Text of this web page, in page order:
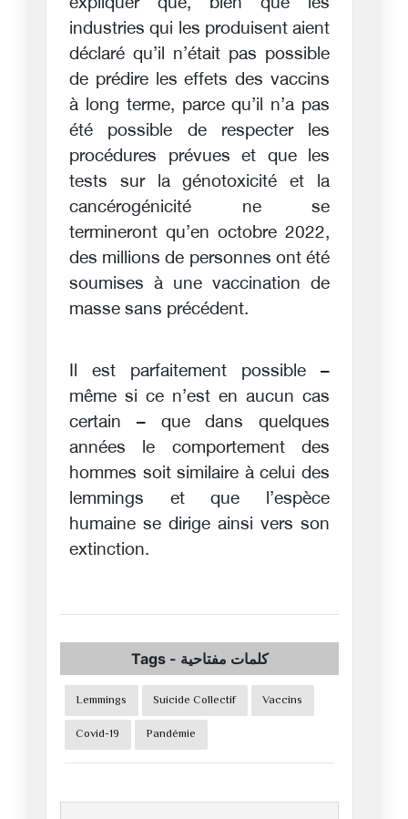
industries qui les produisent aient
déclaré qu’il n’était pas possible
de prédire les effets des vaccins
à long terme, parce qu’il n’a pas
été possible de respecter les
procédures prévues et que les
tests sur la génotoxicité et la
cancérogénicité ne se
termineront qu’en octobre 2022,
des millions de personnes ont été
soumises à une vaccination de
masse sans précédent.
Il est parfaitement possible –
même si ce n’est en aucun cas
certain – que dans quelques
années le comportement des
hommes soit similaire à celui des
lemmings et que l’espèce
humaine se dirige ainsi vers son
extinction.
Tags- كلمات مفتاحية
Lemmings Suicide Collectif
Vaccins
Covid-19
Pandémie